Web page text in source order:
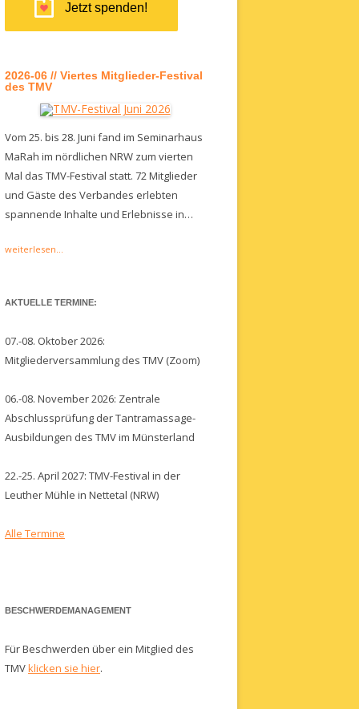
Jetzt spenden!
2026-06 // Viertes Mitglieder-Festival
des TMV
Vom 25. bis 28. Juni fand im Seminarhaus
MaRah im nördlichen NRW zum vierten
Mal das TMV-Festival statt. 72 Mitglieder
und Gäste des Verbandes erlebten
spannende Inhalte und Erlebnisse in…
weiterlesen...
AKTUELLE TERMINE:
07.-08. Oktober 2026:
Mitgliederversammlung des TMV (Zoom)
06.-08. November 2026: Zentrale
Abschlussprüfung der Tantramassage-
Ausbildungen des TMV im Münsterland
22.-25. April 2027: TMV-Festival in der
Leuther Mühle in Nettetal (NRW)
Alle Termine
BESCHWERDEMANAGEMENT
Für Beschwerden über ein Mitglied des
TMVklicken sie hier.